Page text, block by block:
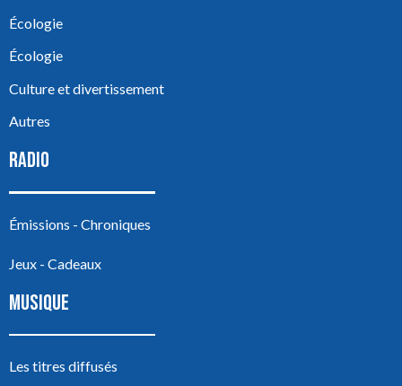
Écologie
Écologie
Culture et divertissement
Autres
RADIO
Émissions - Chroniques
Jeux - Cadeaux
MUSIQUE
Les titres diffusés